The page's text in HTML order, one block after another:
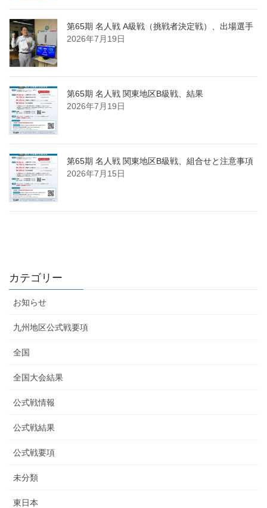
第65期 名人戦 A級戦（挑戦者決定戦）、出場選手
2026年7月19日
第65期 名人戦 関東地区B級戦、結果
2026年7月19日
第65期 名人戦 関東地区B級戦、組合せと注意事項
2026年7月15日
カテゴリー
お知らせ
九州地区公式戦要項
全国
全国大会結果
公式戦情報
公式戦結果
公式戦要項
未分類
東日本